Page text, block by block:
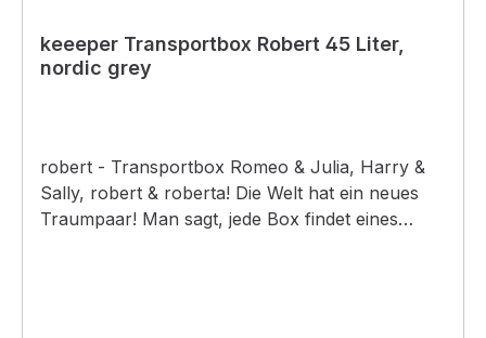
keeeper Transportbox Robert 45 Liter,
nordic grey
robert - Transportbox Romeo & Julia, Harry &
Sally, robert & roberta! Die Welt hat ein neues
Traumpaar! Man sagt, jede Box findet eines